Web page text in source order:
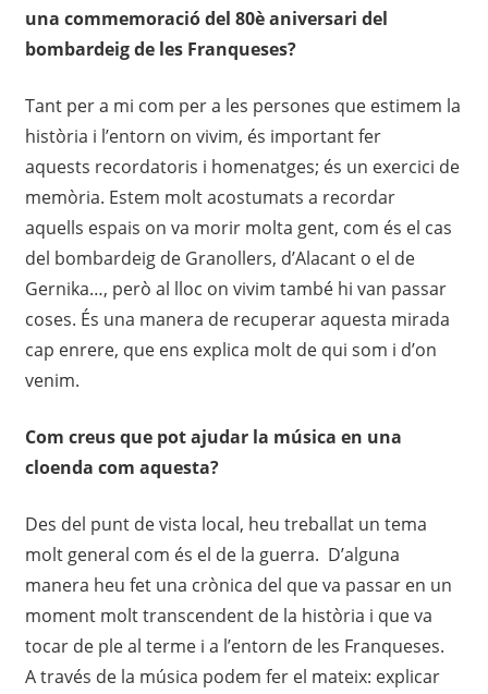
una commemoraciódel 80è aniversari del
bombardeig de les Franqueses?
Tant per a mi com per a les persones que estimem la
història i l’entorn on vivim, és important fer
aquests recordatoris i homenatges; és un exercici de
memòria. Estem molt acostumats a recordar
aquells espais on va morir molta gent, com és el cas
del bombardeig de Granollers, d’Alacant o el de
Gernika…, però al lloc on vivim també hi van passar
coses. És una manera de recuperar aquesta mirada
cap enrere, que ens explica molt de qui som i d’on
venim.
Com creus que pot ajudar la música en una
cloenda com aquesta?
Des del punt de vista local, heu treballat un tema
molt general com és el de la guerra. D’alguna
manera heu fet una crònica del que va passar en un
moment molttranscendentde la història i que va
tocar de ple al terme i a l’entorn de les Franqueses.
Através de la música podem fer el mateix: explicar